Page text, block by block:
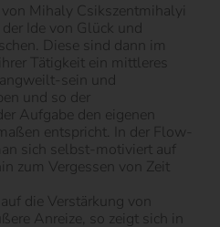
Mihaly Csikszentmihalyi
Ide von Glück und
Diese sind dann im
Tätigkeit ein mittleres
sein und
und so der
Aufgabe den eigenen
entspricht. In der Flow-
sich selbst-motiviert auf
zum Vergessen von Zeit
die Verstärkung von
Anreize, so zeigt sich in